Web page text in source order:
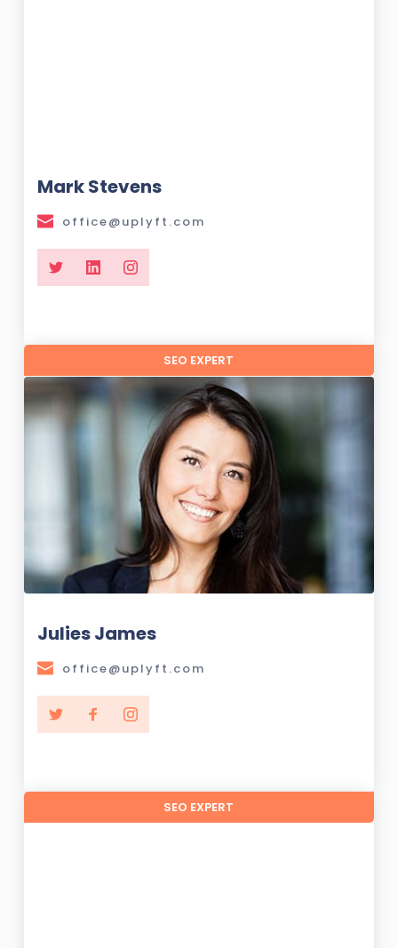
Mark Stevens
office@uplyft.com
SEO EXPERT
Julies James
office@uplyft.com
SEO EXPERT